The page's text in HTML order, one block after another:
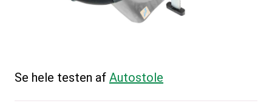
Se hele testen af Autostole